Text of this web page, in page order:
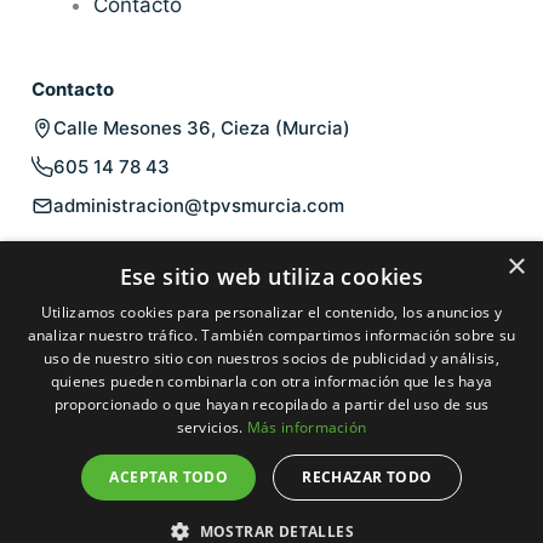
Contacto
Contacto
Calle Mesones 36, Cieza (Murcia)
605 14 78 43
administracion@tpvsmurcia.com
Política de privacidad
Política de cookies
Condiciones de venta
2026TPVsMurcia. Todos los derechos reservados.
Privacidad Cookies
×
Ese sitio web utiliza cookies
Utilizamos cookies para personalizar el contenido, los anuncios y
analizar nuestro tráfico. También compartimos información sobre su
uso de nuestro sitio con nuestros socios de publicidad y análisis,
quienes pueden combinarla con otra información que les haya
proporcionado o que hayan recopilado a partir del uso de sus
servicios. Más información
ACEPTAR TODO RECHAZAR TODO
MOSTRAR DETALLES